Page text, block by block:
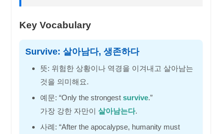
Key Vocabulary
Survive: 살아남다, 생존하다
뜻: 위험한 상황이나 역경을 이겨내고 살아남는
것을 의미해요.
예문: “Only the strongest survive.”
가장 강한 자만이 살아남는다.
사례: “After the apocalypse, humanity must